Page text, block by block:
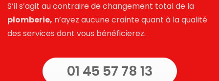
S’il s’agit au contraire de changement total de la
plomberie, n’ayez aucune crainte quant à la qualité
des services dont vous bénéficierez.
01 45 57 78 13